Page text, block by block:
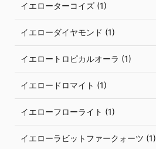
イエローターコイズ (1)
イエローダイヤモンド (1)
イエロートロピカルオーラ (1)
イエロードロマイト (1)
イエローフローライト (1)
イエローラビットファークォーツ (1)